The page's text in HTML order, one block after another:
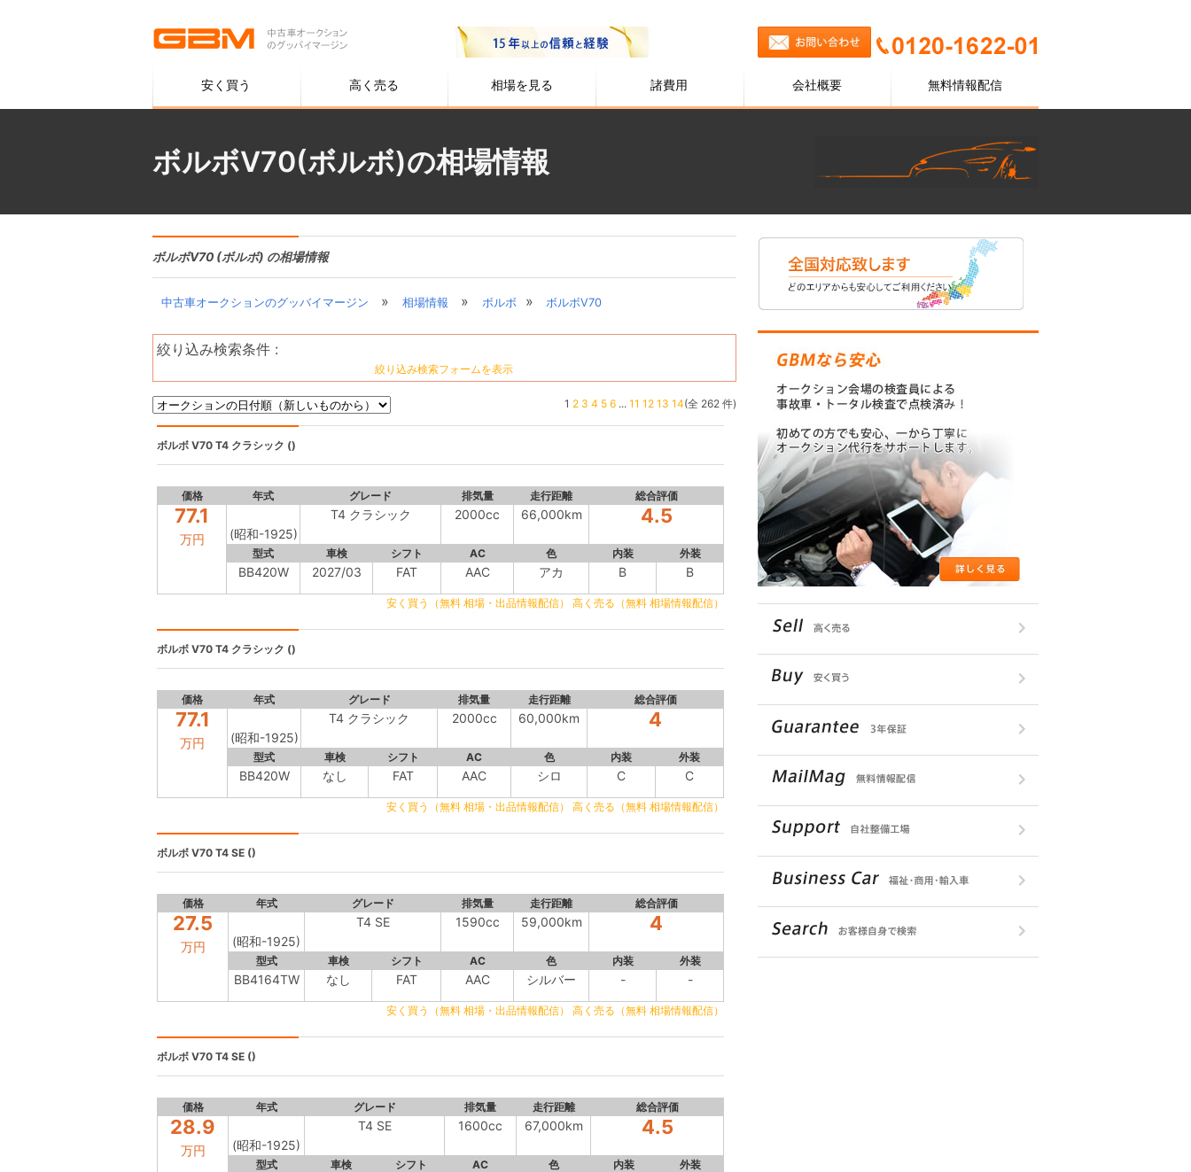
安く買う 高く売る 相場を見る 諸費用 会社概要 無料情報配信
ボルボV70(ボルボ)の相場情報
ボルボV70 (ボルボ) の相場情報
中古車オークションのグッバイマージン » 相場情報 » ボルボ » ボルボV70
絞り込み検索条件 :
絞り込み検索フォームを表示
1 2 3 4 5 6... 11 12 13 14(全 262 件)
ボルボ V70 T4 クラシック ()
価格 年式 グレード 排気量 走行距離 総合評価
77.1
万円 (昭和-1925)
T4 クラシック 2000cc 66,000km 4.5
型式 車検 シフト AC 色 内装 外装
BB420W 2027/03 FAT AAC アカ B B
安く買う（無料 相場・出品情報配信） 高く売る（無料 相場情報配信）
ボルボ V70 T4 クラシック ()
価格 年式 グレード 排気量 走行距離 総合評価
77.1
万円 (昭和-1925)
T4 クラシック 2000cc 60,000km 4
型式 車検 シフト AC 色 内装 外装
BB420W なし FAT AAC シロ C C
安く買う（無料 相場・出品情報配信） 高く売る（無料 相場情報配信）
ボルボ V70 T4 SE ()
価格 年式 グレード 排気量 走行距離 総合評価
27.5
万円 (昭和-1925)
T4 SE 1590cc 59,000km 4
型式 車検 シフト AC 色 内装 外装
BB4164TW なし FAT AAC シルバー - -
安く買う（無料 相場・出品情報配信） 高く売る（無料 相場情報配信）
ボルボ V70 T4 SE ()
価格 年式 グレード 排気量 走行距離 総合評価
28.9
万円 (昭和-1925)
T4 SE 1600cc 67,000km 4.5
型式 車検 シフト AC 色 内装 外装